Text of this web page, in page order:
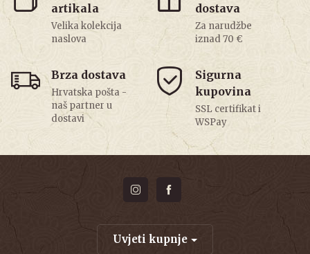
artikala
Velika kolekcija
naslova
dostava
Za narudžbe
iznad 70 €
Brza dostava
Hrvatska pošta -
naš partner u
dostavi
Sigurna
kupovina
SSL certifikat i
WSPay
Uvjeti kupnje